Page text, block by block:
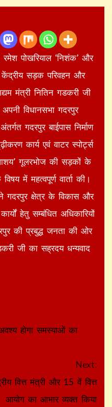
रमेश पोखरियाल ‘निशंक’ और
केंद्रीय सड़क परिवहन और
मंत्री नितिन गडकरी जी
विधानसभा गदरपुर
गदरपुर बाईपास निर्माण
कार्य एवं वाटर स्पोर्ट्स
गूलरभोज की सड़कों के
में महत्वपूर्ण वार्ता की।
गदरपुर क्षेत्र के विकास और
हेतु सम्बंधित अधिकारियों
की प्रबुद्ध जनता की ओर
जी का सह्रदय धन्यवाद
होगा समस्याओं का
Next:
वित्त मंत्री और 15 वें वित्त
आयोग का आभार व्यक्त किया